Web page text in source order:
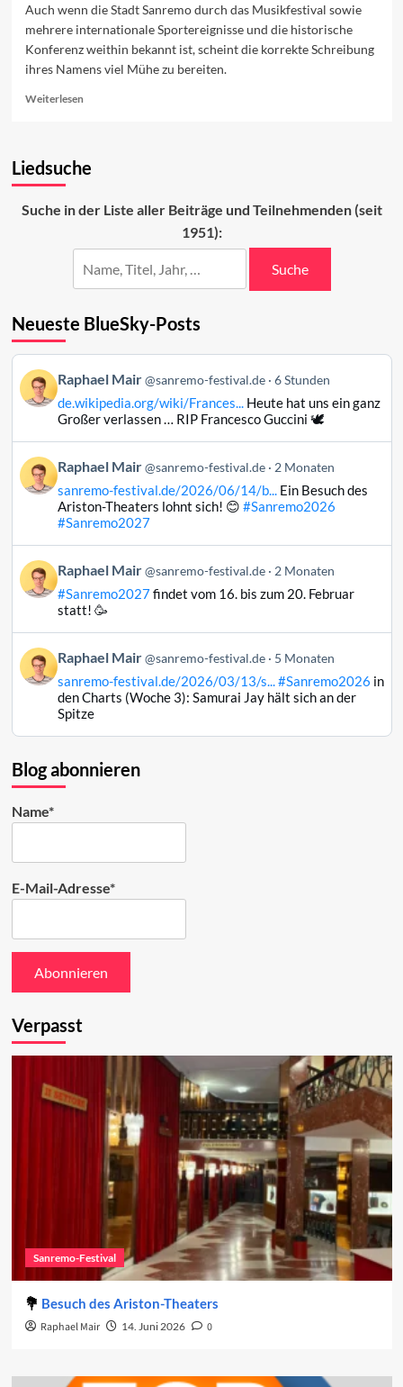
Auch wenn die Stadt Sanremo durch das Musikfestival sowie
mehrere internationale Sportereignisse und die historische
Konferenz weithin bekannt ist, scheint die korrekte Schreibung
ihres Namens viel Mühe zu bereiten.
WeiterlesenRead
ist
Remo?
Liedsuche
Suche in der Liste aller Beiträge und Teilnehmenden (seit
1951):
Suche
Neueste BlueSky-Posts
Beitrag
von
Raphael
Bluesky
ansehen
Raphael Mair @sanremo-festival.de 6 Stunden
de.wikipedia.org/wiki/Frances...Heute hat uns ein ganz
Großer verlassen … RIP Francesco Guccini 🕊️
Beitrag
von
Raphael
ansehen
Raphael Mair @sanremo-festival.de 2 Monaten
sanremo-festival.de/2026/06/14/b...Ein Besuch des
Ariston-Theaters lohnt sich! 😊 #Sanremo2026
#Sanremo2027
Beitrag
von
Raphael
Bluesky
ansehen
Raphael Mair @sanremo-festival.de 2 Monaten
#Sanremo2027findet vom 16. bis zum 20. Februar
statt! 🥳
Beitrag
von
Raphael
ansehen
Raphael Mair @sanremo-festival.de 5 Monaten
sanremo-festival.de/2026/03/13/s...#Sanremo2026 in
den Charts (Woche 3): Samurai Jay hält sich an der
Spitze
Blog abonnieren
Name*
E-Mail-Adresse*
Verpasst
Sanremo-Festival
Besuch des Ariston-Theaters
Raphael Mair 14. Juni 2026 0